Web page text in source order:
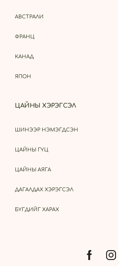
АВСТРАЛИ
ФРАНЦ
КАНАД
ЯПОН
ЦАЙНЫ ХЭРЭГСЭЛ
ШИНЭЭР НЭМЭГДСЭН
ЦАЙНЫ ГҮЦ
ЦАЙНЫ АЯГА
ДАГАЛДАХ ХЭРЭГСЭЛ
БҮГДИЙГ ХАРАХ